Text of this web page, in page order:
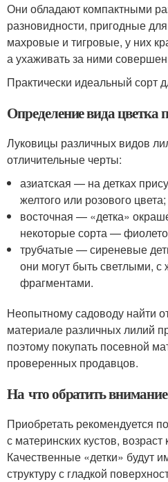
Они обладают компактными
разновидности, пригодные
махровые и тигровые, у них
а ухаживать за ними
Практически идеальный сорт
Определение вида цветка
Луковицы различных видов
отличительные черты:
азиатская — на детках
желтого или розового цвета;
восточная — «детка»
некоторые сорта —
трубчатые — сиреневые
они могут быть светлыми,
фрагментами.
Неопытному садоводу найти
материале различных лилий
поэтому покупать посевной
проверенных продавцов.
На что обратить
Приобретать рекомендуется
с материнских кустов,
Качественные «детки» будут
структуру с гладкой